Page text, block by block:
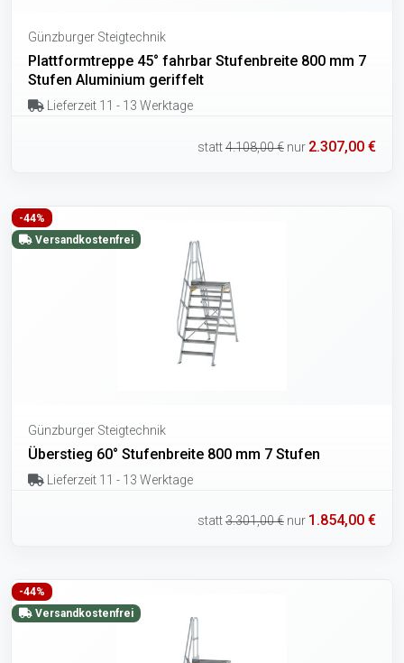
Günzburger Steigtechnik
Plattformtreppe 45° fahrbar Stufenbreite 800 mm 7
Stufen Aluminium geriffelt
Lieferzeit 11 - 13 Werktage
statt4.108,00 € nur 2.307,00 €
-44%
Versandkostenfrei
Günzburger Steigtechnik
Überstieg 60° Stufenbreite 800 mm 7 Stufen
Lieferzeit 11 - 13 Werktage
statt3.301,00 € nur 1.854,00 €
-44%
Versandkostenfrei